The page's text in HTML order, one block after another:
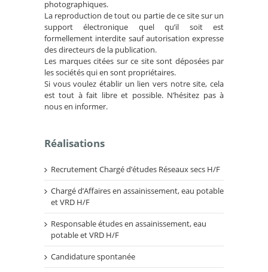
photographiques.
La reproduction de tout ou partie de ce site sur un
support électronique quel qu’il soit est
formellement interdite sauf autorisation expresse
des directeurs de la publication.
Les marques citées sur ce site sont déposées par
les sociétés qui en sont propriétaires.
Si vous voulez établir un lien vers notre site, cela
est tout à fait libre et possible. N’hésitez pas à
nous en informer.
Réalisations
Recrutement Chargé d’études Réseaux secs H/F
Chargé d’Affaires en assainissement, eau potable
et VRD H/F
Responsable études en assainissement, eau
potable et VRD H/F
Candidature spontanée